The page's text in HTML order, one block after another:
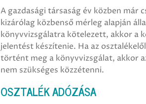
A gazdasági társaság év közben már
kizárólag közbenső mérleg alapján
könyvvizsgálatra kötelezett, akkor a
jelentést készítenie. Ha az
történt meg a könyvvizsgálat, akkor
nem szükséges közzétenni.
OSZTALÉK ADÓZÁSA